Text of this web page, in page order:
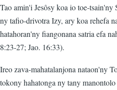
Tao amin'i Jesôsy koa io toe-tsain'ny
ny tafio-drivotra Izy, ary koa rehefa
hatahoran'ny fiangonana satria efa
8:23-27; Jao. 16:33).
Ireo zava-mahatalanjona nataon'ny
tokony hahatonga ny tany